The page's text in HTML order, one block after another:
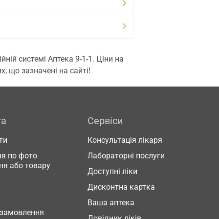
системі Аптека 9-1-1. Ціни на
що зазначені на сайті!
по фото
або товару
Сервіси
Консультація лікаря
Лабораторні послуги
Доступні ліки
Дисконтна картка
Ваша аптека